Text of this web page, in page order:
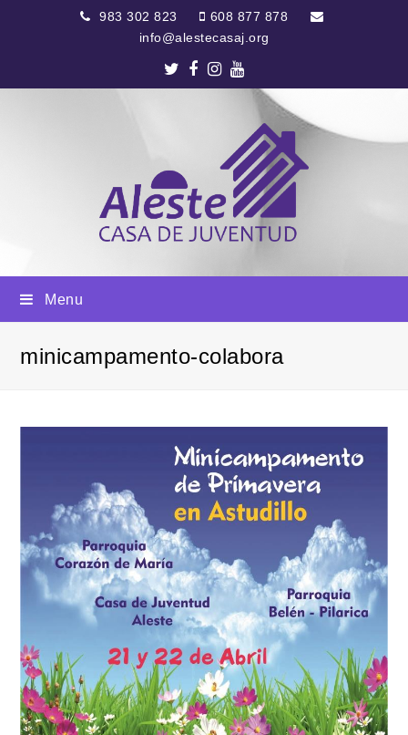
983 302 823
608 877 878
info@alestecasaj.org
Twitter
Facebook
Instagram
Youtube
Menu
minicampamento-colabora